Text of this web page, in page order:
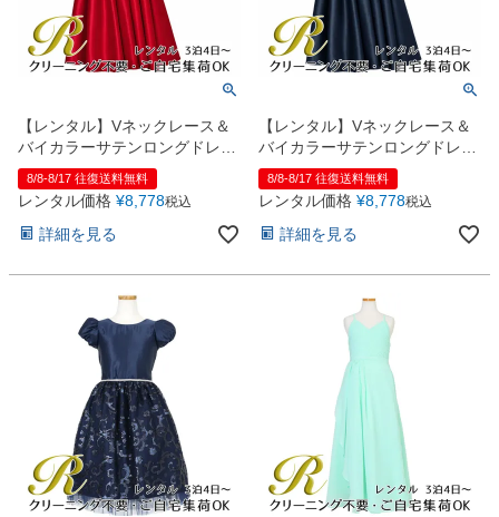
スタジオを予約 →
【レンタル】Vネックレース＆
バイカラーサテンロングドレス
(YP245) レッド
8/8-8/17 往復送料無料
レンタル価格 ¥8,778税込
詳細を見る
【レンタル】Vネックレース＆
バイカラーサテンロングドレス
(YP245) ダークネイビー
8/8-8/17 往復送料無料
レンタル価格 ¥8,778税込
詳細を見る